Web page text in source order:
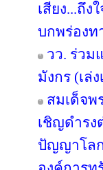
เสียง...ถึ
บกพร่องท
วว. ร่วม
มังกร (เล่
สมเด็จพ
เชิญดำร
ปัญญาโล